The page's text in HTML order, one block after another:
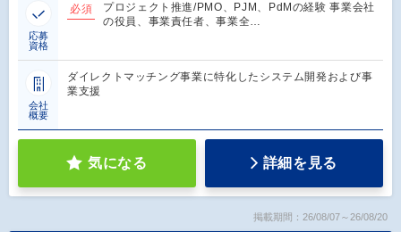
応募
資格
必須
プロジェクト推進/PMO、PJM、PdMの経験 事業会社
の役員、事業責任者、事業全…
会社
概要
ダイレクトマッチング事業に特化したシステム開発および事
業支援
気になる 詳細を見る
掲載期間：26/08/07～26/08/20